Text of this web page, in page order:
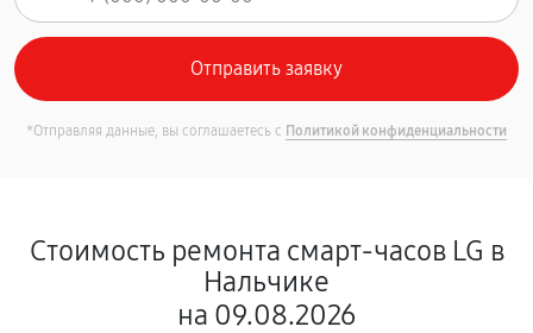
*Отправляя данные, вы соглашаетесь с Политикой конфиденциальности
Стоимость ремонта смарт-часов LG в
Нальчике
на 09.08.2026